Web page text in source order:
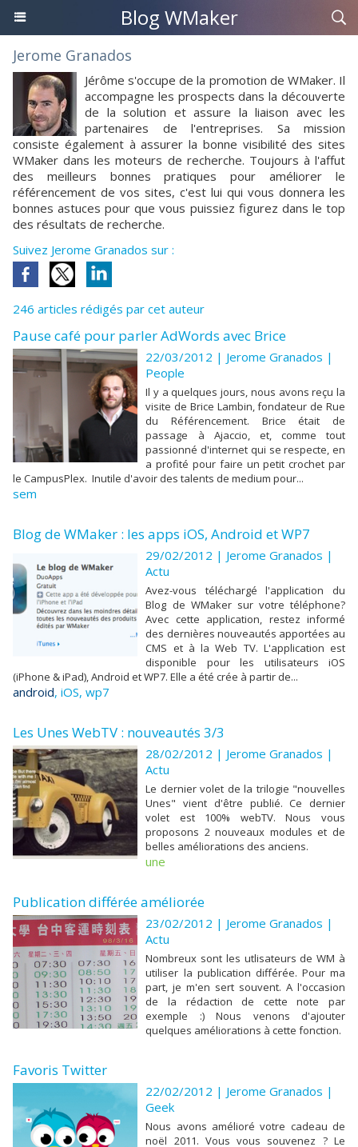
Blog WMaker
Jerome Granados
Jérôme s'occupe de la promotion de WMaker. Il
accompagne les prospects dans la découverte
de la solution et assure la liaison avec les
partenaires de l'entreprises. Sa mission
consiste également à assurer la bonne visibilité des sites
WMaker dans les moteurs de recherche. Toujours à l'affut
des meilleurs bonnes pratiques pour améliorer le
référencement de vos sites, c'est lui qui vous donnera les
bonnes astuces pour que vous puissiez figurez dans le top
des résultats de recherche.
Suivez Jerome Granados sur :
246 articles rédigés par cet auteur
Pause café pour parler AdWords avec Brice
22/03/2012 | Jerome Granados |
People
Il y a quelques jours, nous avons reçu la
visite de Brice Lambin, fondateur de Rue
du Référencement. Brice était de
passage à Ajaccio, et, comme tout
passionné d'internet qui se respecte, en
a profité pour faire un petit crochet par
le CampusPlex. Inutile d'avoir des talents de medium pour...
sem
Blog de WMaker : les apps iOS, Android et WP7
29/02/2012 | Jerome Granados |
Actu
Avez-vous téléchargé l'application du
Blog de WMaker sur votre téléphone?
Avec cette application, restez informé
des dernières nouveautés apportées au
CMS et à la Web TV. L'application est
disponible pour les utilisateurs iOS
(iPhone & iPad), Android et WP7. Elle a été crée à partir de...
android, iOS, wp7
Les Unes WebTV : nouveautés 3/3
28/02/2012 | Jerome Granados |
Actu
Le dernier volet de la trilogie "nouvelles
Unes" vient d'être publié. Ce dernier
volet est 100% webTV. Nous vous
proposons 2 nouveaux modules et de
belles améliorations des anciens.
une
Publication différée améliorée
23/02/2012 | Jerome Granados |
Actu
Nombreux sont les utlisateurs de WM à
utiliser la publication différée. Pour ma
part, je m'en sert souvent. A l'occasion
de la rédaction de cette note par
exemple :) Nous venons d'ajouter
quelques améliorations à cette fonction.
Favoris Twitter
22/02/2012 | Jerome Granados |
Geek
Nous avons amélioré votre cadeau de
noël 2011. Vous vous souvenez ? Le